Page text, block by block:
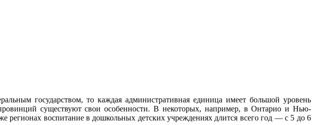
государством, то каждая административная единица имеет большой уровень
существуют свои особенности. В некоторых, например, в Онтарио и Нью-
регионах воспитание в дошкольных детских учреждениях длится всего год — с 5 до 6